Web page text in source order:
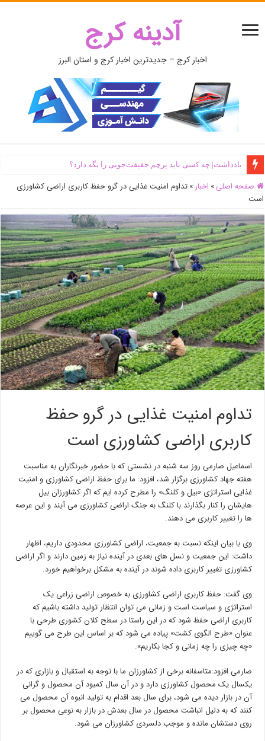
آدینه کرج
اخبار کرج – جدیدترین اخبار کرج و استان البرز
یادداشت| ‌چه کسی باید پرچم حقیقت‌جویی را نگه دارد؟
صفحه اصلی » اخبار » تداوم امنیت غذایی در گرو حفظ کاربری اراضی کشاورزی
است
تداوم امنیت غذایی در گرو حفظ
کاربری اراضی کشاورزی است
اسماعیل صارمی روز سه شنبه در نشستی که با حضور خبرنگاران به مناسبت
هفته جهاد کشاورزی برگزار شد، افزود: ما برای حفظ اراضی کشاورزی و امنیت
غذایی استراتژی «بیل و کلنگ» را مطرح کرده ایم که اگر کشاورزان بیل
هایشان را کنار بگذارند با کلنگ به جنگ اراضی کشاورزی می آیند و این عرصه
ها را تغییر کاربری می دهند.
وی با بیان اینکه نسبت به جمعیت، اراضی کشاورزی محدودی داریم، اظهار
داشت: این جمعیت و نسل های بعدی در آینده نیاز به زمین دارند و اگر اراضی
کشاورزی تغییر کاربری داده شوند در آینده به مشکل برخواهیم خورد.
وی گفت: حفظ کاربری اراضی کشاورزی به خصوص اراضی زراعی یک
استراتژی و سیاست است و زمانی می توان انتظار تولید داشته باشیم که
کاربری اراضی حفظ شود که در این راستا در سطح کلان کشوری طرحی با
عنوان «طرح الگوی کشت» پیاده می شود که بر اساس این طرح می گوییم
«چه چیزی را چه زمانی و کجا بکاریم».
صارمی افزود:‌متاسفانه برخی از کشاورزان ما با توجه به استقبال و بازاری که در
یکسال یک محصول کشاورزی دارد و در آن سال کمبود آن محصول و گرانی
آن در بازار دیده می شود، برای سال بعد اقدام به تولید انبوه آن محصول می
کنند که به دلیل انباشت محصول در سال بعدش در بازار به نوعی محصول بر
روی دستشان مانده و موجب دلسردی کشاورزان می شود.